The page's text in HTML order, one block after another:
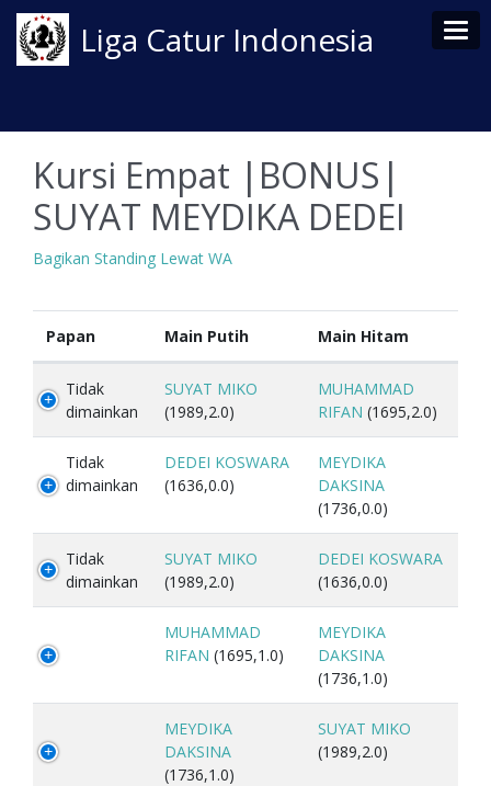
Liga Catur Indonesia
Kursi Empat |BONUS|
SUYAT MEYDIKA DEDEI
Bagikan Standing Lewat WA
Papan Main Putih Main Hitam
Tidak
dimainkan
SUYAT MIKO
(1989,2.0)
MUHAMMAD
RIFAN (1695,2.0)
Tidak
dimainkan
DEDEI KOSWARA
(1636,0.0)
MEYDIKA
DAKSINA
(1736,0.0)
Tidak
dimainkan
SUYAT MIKO
(1989,2.0)
DEDEI KOSWARA
(1636,0.0)
MUHAMMAD
RIFAN (1695,1.0)
MEYDIKA
DAKSINA
(1736,1.0)
MEYDIKA
DAKSINA
(1736,1.0)
SUYAT MIKO
(1989,2.0)